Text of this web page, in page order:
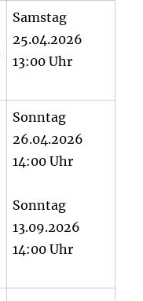
Samstag
25.04.2026
13:00 Uhr
Sonntag
26.04.2026
14:00 Uhr
Sonntag
13.09.2026
14:00 Uhr